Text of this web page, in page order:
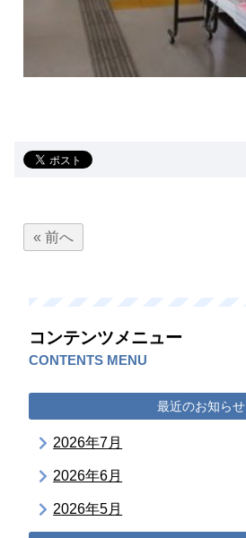
« 前へ
コンテンツメニュー
CONTENTS MENU
最近のお知らせ
2026年7月
2026年6月
2026年5月